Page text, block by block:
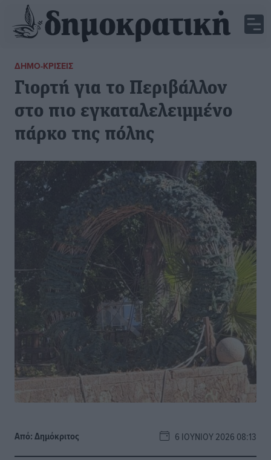
ΔΗΜΟ-ΚΡΊΣΕΙΣ
Γιορτή για το Περιβάλλον
στο πιο εγκαταλελειμμένο
πάρκο της πόλης
Από:Δημόκριτος 6 ΙΟΥΝΊΟΥ 2026 08:13